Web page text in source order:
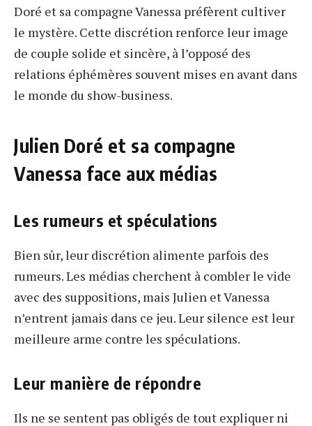
Doré et sa compagne Vanessa préfèrent cultiver
le mystère. Cette discrétion renforce leur image
de couple solide et sincère, à l’opposé des
relations éphémères souvent mises en avant dans
le monde du show-business.
Julien Doré et sa compagne
Vanessa face aux médias
Les rumeurs et spéculations
Bien sûr, leur discrétion alimente parfois des
rumeurs. Les médias cherchent à combler le vide
avec des suppositions, mais Julien et Vanessa
n’entrent jamais dans ce jeu. Leur silence est leur
meilleure arme contre les spéculations.
Leur manière de répondre
Ils ne se sentent pas obligés de tout expliquer ni